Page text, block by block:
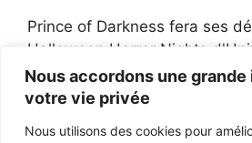
Nous accordons une
votre vie privée
Nous utilisons des cookies pour
Prince of Darkness fera ses
Halloween Horror Nights